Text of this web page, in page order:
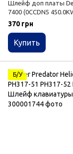
Шлейф доп платы
7400 (0CCDN5
370 грн
Купить
Б/У